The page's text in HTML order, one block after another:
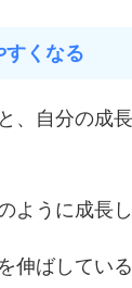
すくなる
と、自分の成
ように成長し
伸ばしてい